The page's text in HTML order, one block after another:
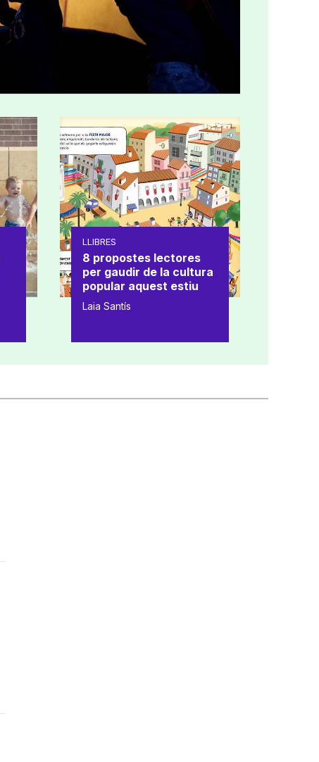
LLIBRES
8 propostes lectores
per gaudir de la cultura
popular aquest estiu
Laia Santís